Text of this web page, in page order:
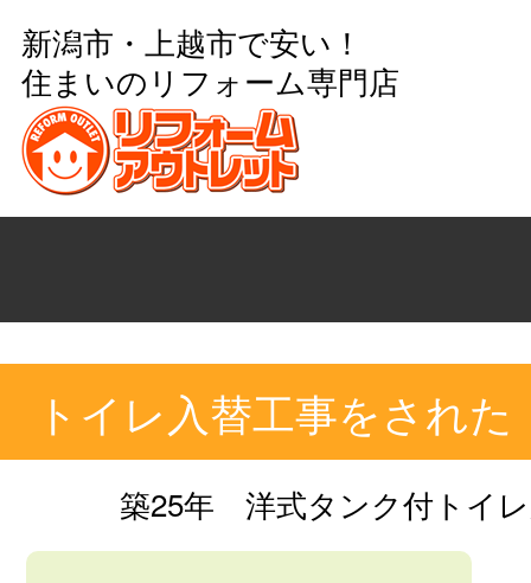
新潟市・上越市で安い！
住まいのリフォーム専門店
トイレ入替工事をされ
築25年 洋式タンク付トイ